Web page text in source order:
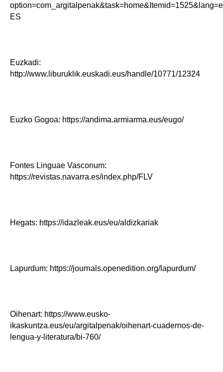
ES
Euzkadi:
http://www.liburuklik.euskadi.eus/handle/10771/12324
Euzko Gogoa: https://andima.armiarma.eus/eugo/
Fontes Linguae Vasconum:
https://revistas.navarra.es/index.php/FLV
Hegats: https://idazleak.eus/eu/aldizkariak
Lapurdum: https://journals.openedition.org/lapurdum/
Oihenart: https://www.eusko-
ikaskuntza.eus/eu/argitalpenak/oihenart-cuadernos-de-
lengua-y-literatura/bi-760/